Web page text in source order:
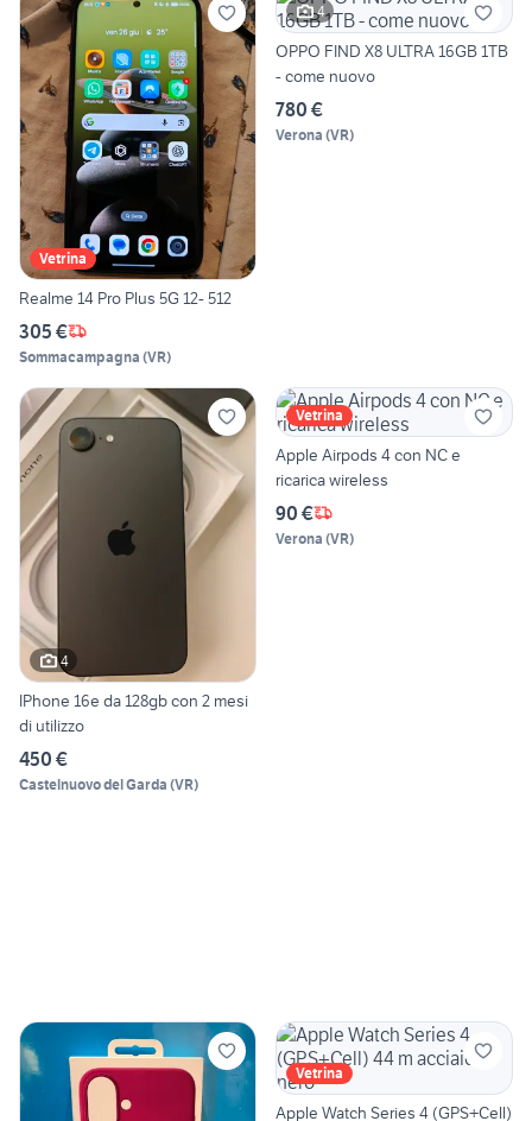
Vetrina
Realme 14 Pro Plus 5G 12- 512
305 €
Sommacampagna (VR)
4
OPPO FIND X8 ULTRA 16GB 1TB
- come nuovo
780 €
Verona (VR)
4
IPhone 16e da 128gb con 2 mesi
di utilizzo
450 €
Castelnuovo del Garda (VR)
Vetrina
Apple Airpods 4 con NC e
ricarica wireless
90 €
Verona (VR)
Vetrina
Apple Watch Series 4 (GPS+Cell)